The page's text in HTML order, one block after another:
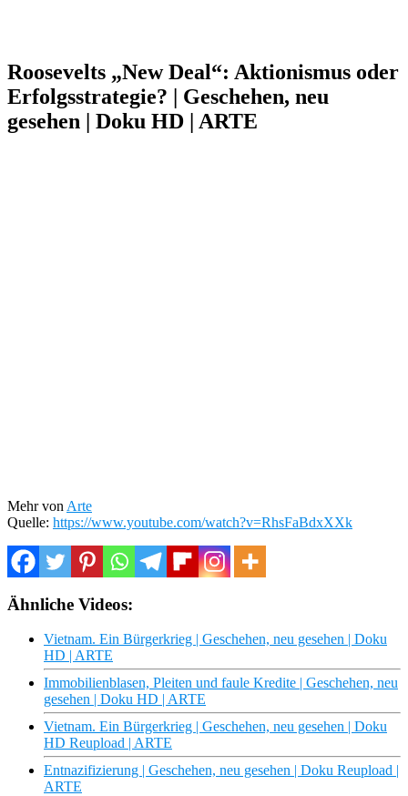
Roosevelts „New Deal“: Aktionismus oder
Erfolgsstrategie? | Geschehen, neu
gesehen | Doku HD | ARTE
Mehr von Arte
Quelle: https://www.youtube.com/watch?v=RhsFaBdxXXk
Ähnliche Videos:
Vietnam. Ein Bürgerkrieg | Geschehen, neu gesehen | Doku
HD | ARTE
Immobilienblasen, Pleiten und faule Kredite | Geschehen, neu
gesehen | Doku HD | ARTE
Vietnam. Ein Bürgerkrieg | Geschehen, neu gesehen | Doku
HD Reupload | ARTE
Entnazifizierung | Geschehen, neu gesehen | Doku Reupload |
ARTE